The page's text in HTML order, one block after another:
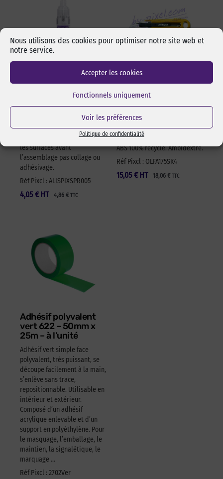
Nous utilisons des cookies pour optimiser notre site web et
notre service.
Accepter les cookies
Fonctionnels uniquement
Voir les préférences
Politique de confidentialité
Alcool isopropylique
by-pixcl en spray de
50 ml
Spray de 50 ml d’alcool
isopropylique de marque
pixcl, idéal pour dégraisser
les surfaces avant
l’assemblage pas collage ou
adhésivage.
Réf Pixcl : ALISPIXSPR005
4,05 € 4,86 € TTC
HT
Cutter sécurité Olfa
17,5 mm SK-4 Green
Cutter sécurité Olfa SK-4
Green pour lames 17,5 mm.
Changement de lame rapide
et sans outils. Manche en
ABS 100% recyclé. Ambidextre.
Réf Pixcl : OLFA175SK4
15,05 € 18,06 € TTC
HT
Adhésif polyvalent
vert 622 – 50mm x
25m – à l’unité
Adhésif vert simple face
polyvalent, très puissant, se
découpe facilement à la main,
s’enlève sans trace,
repositionnable. Utilisable en
intérieur et extérieur.
Composé d’un adhésif
acrylique enlevable et d’un
support en polyéthylène. Pour
le masquage, l’emballage, le
maintien, la signalétique, le
marquage …
Réf Pixcl : 2702Ver